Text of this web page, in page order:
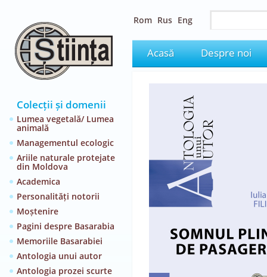
Colecții și domenii
Lumea vegetală/ Lumea
animală
Managementul ecologic
Ariile naturale protejate
din Moldova
Academica
Personalități notorii
Moștenire
Pagini despre Basarabia
Memoriile Basarabiei
Antologia unui autor
Antologia prozei scurte
Rom Rus Eng
Acasă Despre noi